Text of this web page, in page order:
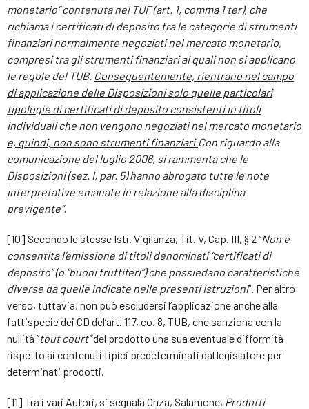
monetario” contenuta nel TUF (art. 1, comma 1 ter), che
richiama i certificati di deposito tra le categorie di strumenti
finanziari normalmente negoziati nel mercato monetario,
compresi tra gli strumenti finanziari ai quali non si applicano
le regole del TUB. Conseguentemente, rientrano nel campo
di applicazione delle Disposizioni solo quelle particolari
tipologie di certificati di deposito consistenti in titoli
individuali che non vengono negoziati nel mercato monetario
e, quindi, non sono strumenti finanziari.Con riguardo alla
comunicazione del luglio 2006, si rammenta che le
Disposizioni (sez. I, par. 5) hanno abrogato tutte le note
interpretative emanate in relazione alla disciplina
previgente”.
[10] Secondo le stesse Istr. Vigilanza, Tit. V, Cap. III, § 2 “Non è
consentita l’emissione di titoli denominati “certificati di
deposito” (o “buoni fruttiferi”) che possiedano caratteristiche
diverse da quelle indicate nelle presenti Istruzioni”. Per altro
verso, tuttavia, non può escludersi l’applicazione anche alla
fattispecie dei CD del’art. 117, co. 8, TUB, che sanziona con la
nullità “tout court”del prodotto una sua eventuale difformità
rispetto ai contenuti tipici predeterminati dal legislatore per
determinati prodotti.
[11] Tra i vari Autori, si segnala Onza, Salamone, Prodotti